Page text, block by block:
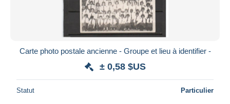
Carte photo postale ancienne - Groupe et lieu à identifier -
± 0,58 $US
Statut Particulier